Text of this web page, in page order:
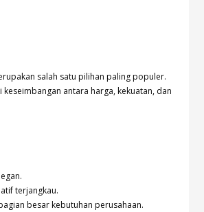
salah satu pilihan paling populer.
antara harga, kekuatan, dan
terjangkau.
besar kebutuhan perusahaan.